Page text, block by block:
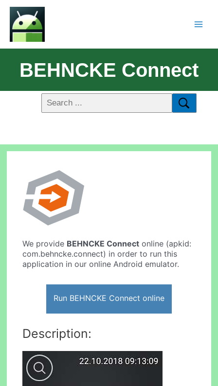
BEHNCKE Connect
We provide BEHNCKE Connect online (apkid:
com.behncke.connect) in order to run this
application in our online Android emulator.
Run BEHNCKE Connect online
Description: